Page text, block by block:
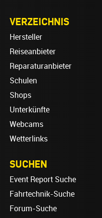
VERZEICHNIS
Hersteller
Reiseanbieter
Reparaturanbieter
Schulen
Shops
Unterkünfte
Webcams
Wetterlinks
SUCHEN
Event Report Suche
Fahrtechnik-Suche
Forum-Suche